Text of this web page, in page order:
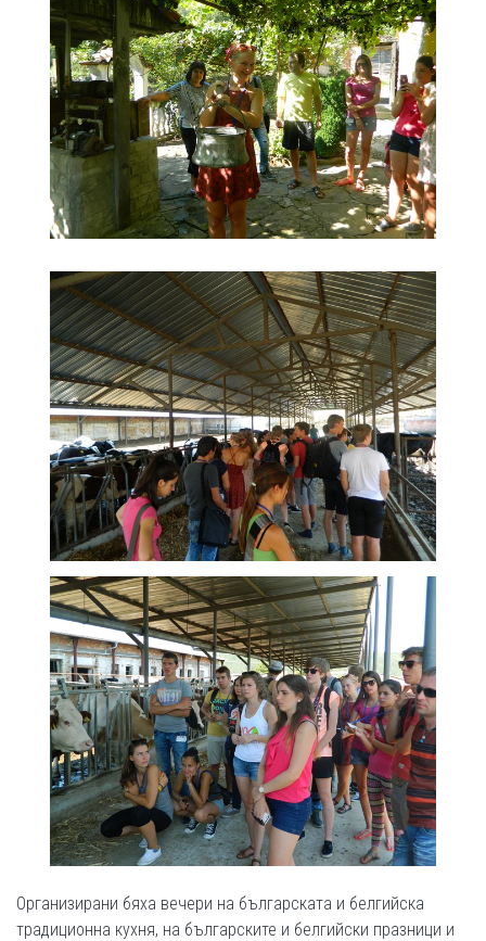
Организирани бяха вечери на българската и белгийска
традиционна кухня, на българските и белгийски празници и